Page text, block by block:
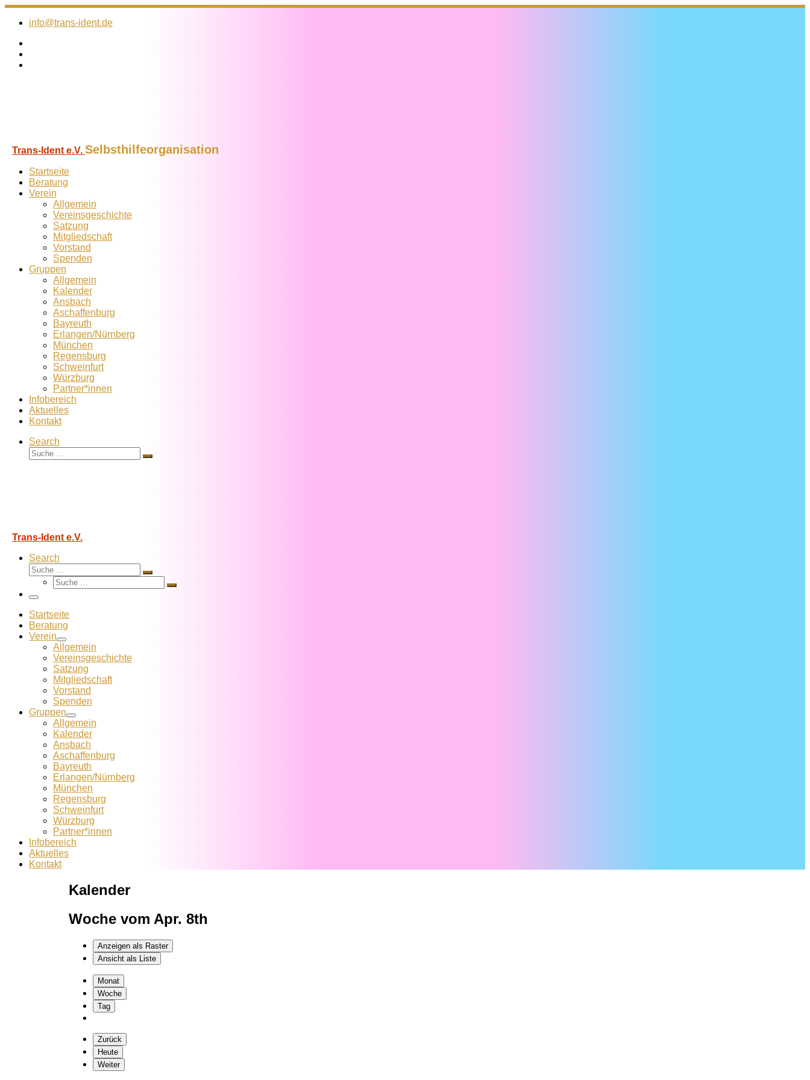
Zum
Inhalt
info@trans-ident.de
Trans-Ident e.V. Selbsthilfeorganisation
Startseite
Beratung
Verein
Allgemein
Vereins­geschichte
Satzung
Mitglied­schaft
Vorstand
Spenden
Gruppen
Allgemein
Kalender
Ansbach
Aschaffenburg
Bayreuth
Erlangen/Nürnberg
München
Regensburg
Schweinfurt
Würzburg
Partner*innen
Infobereich
Aktuelles
Kontakt
Search
Suche
Suche
Trans-Ident e.V.
Search
Suche
Suche
Suche
Suche
Menü
Startseite
Beratung
Verein
Allgemein
Vereins­geschichte
Satzung
Mitglied­schaft
Vorstand
Spenden
Gruppen
Allgemein
Kalender
Ansbach
Aschaffenburg
Bayreuth
Erlangen/Nürnberg
München
Regensburg
Schweinfurt
Würzburg
Partner*innen
Infobereich
Aktuelles
Kontakt
Kalender
Woche vom Apr. 8th
Anzeigen als Raster
Ansicht als Liste
Monat
Woche
Tag
Zurück
Heute
Weiter